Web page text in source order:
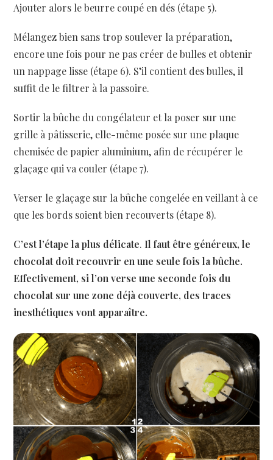
Ajouter alors le beurre coupé en dés (étape 5).
Mélangez bien sans trop soulever la préparation,
encore une fois pour ne pas créer de bulles et obtenir
un nappage lisse (étape 6). S’il contient des bulles, il
suffit de le filtrer à la passoire.
Sortir la bûche du congélateur et la poser sur une
grille à pâtisserie, elle-même posée sur une plaque
chemisée de papier aluminium, afin de récupérer le
glaçage qui va couler (étape 7).
Verser le glaçage sur la bûche congelée en veillant à ce
que les bords soient bien recouverts (étape 8).
C’est l’étape la plus délicate. Il faut être généreux, le
chocolat doit recouvrir en une seule fois la bûche.
Effectivement, si l’on verse une seconde fois du
chocolat sur une zone déjà couverte, des traces
inesthétiques vont apparaître.